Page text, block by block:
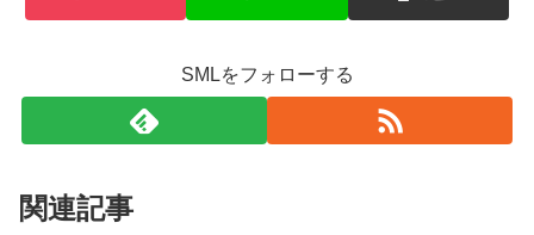
SMLをフォローする
関連記事